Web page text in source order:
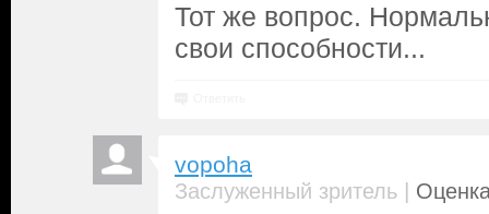
Тот же вопрос.
свои способности...
vopoha
Заслуженный зритель |